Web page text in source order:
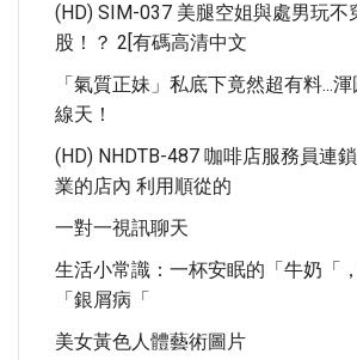
(HD) SIM-037 美腿空姐與處男玩不
股！？ 2[有碼高清中文
「氣質正妹」私底下竟然超有料...
線天！
(HD) NHDTB-487 咖啡店服務員連
業的店內 利用順從的
一對一視訊聊天
生活小常識：一杯安眠的「牛奶「
「銀屑病「
美女黃色人體藝術圖片